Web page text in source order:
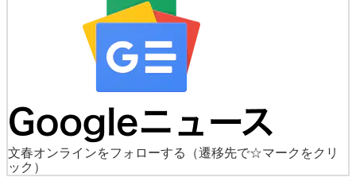
文春オンラインをフォローする
（遷移先で☆マークをクリ
ック）